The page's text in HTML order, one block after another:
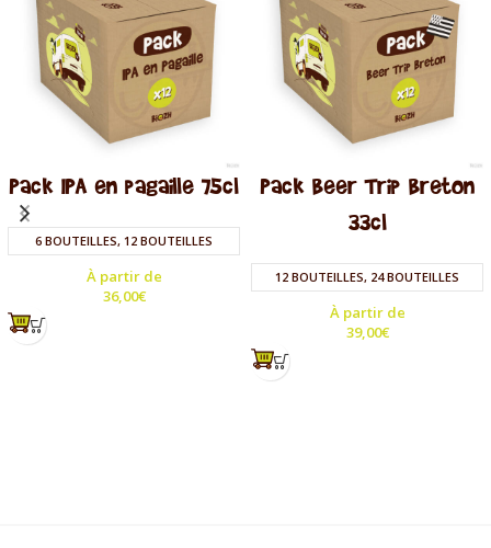
Pack IPA en pagaille 75cl
6 BOUTEILLES, 12 BOUTEILLES
À partir de
36,00€
Pack Beer Trip Breton
33cl
12 BOUTEILLES, 24 BOUTEILLES
À partir de
39,00€